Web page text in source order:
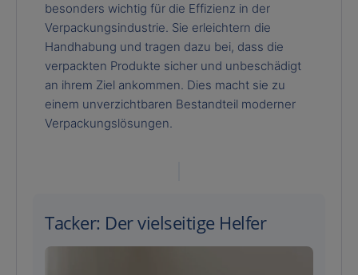
besonders wichtig für die Effizienz in der
Verpackungsindustrie. Sie erleichtern die
Handhabung und tragen dazu bei, dass die
verpackten Produkte sicher und unbeschädigt
an ihrem Ziel ankommen. Dies macht sie zu
einem unverzichtbaren Bestandteil moderner
Verpackungslösungen.
Tacker: Der vielseitige Helfer